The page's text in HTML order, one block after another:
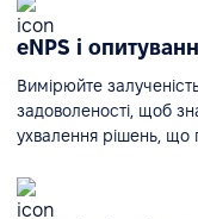
eNPS і
Вимірюйте залученість
задоволеності, щоб
ухвалення рішень, що